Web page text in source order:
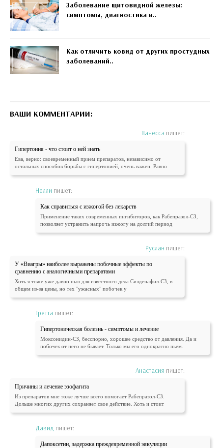
Заболевание щитовидной железы:
симптомы, диагностика и..
Как отличить ковид от других простудных
заболеваний..
ВАШИ КОММЕНТАРИИ:
Ванесса пишет:
Гипертония - что стоит о ней знать
Ева, верно: своевременный прием препаратов, независимо от
остальных способов борьбы с гипертонией, очень важен. Равно
Нелли пишет:
Как справиться с изжогой без лекарств
Применение таких современных ингибиторов, как Рабепразол-СЗ,
позволяет устранить напрочь изжогу на долгий период
Руслан пишет:
У «Виагры» наиболее выражены побочные эффекты по
сравнению с аналогичными препаратами
Хоть я тоже уже давно пью для известного дела Силденафил-СЗ, в
общем из-за цены, но тех "ужасных" побочек у
Гретта пишет:
Гипертоническая болезнь - симптомы и лечение
Моксонидин-СЗ, бесспорно, хорошее средство от давления. Да и
побочек от него не бывает. Только мы его однократно пьем.
Анастасия пишет:
Причины и лечение эзофагита
Из препаратов мне тоже лучше всего помогает Рабепразол-СЗ.
Дольше многих других сохраняет свое действие. Хоть и стоит
Давид пишет:
Дапоксетин, задержка преждевременной эякуляции